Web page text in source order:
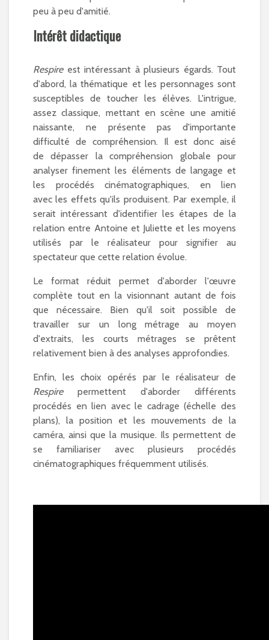
peu à peu d'amitié.
Intérêt didactique
Respireest intéressant à plusieurs égards. Tout
d'abord, la thématique et les personnages sont
susceptibles de toucher les élèves. L'intrigue,
assez classique, mettant en scène une amitié
naissante, ne présente pas d'importante
difficulté de compréhension. Il est donc aisé
de dépasser la compréhension globale pour
analyser finement les éléments de langage et
les procédés cinématographiques, en lien
avec les effets qu'ils produisent. Par exemple, il
serait intéressant d'identifier les étapes de la
relation entre Antoine et Juliette et les moyens
utilisés par le réalisateur pour signifier au
spectateur que cette relation évolue.
Le format réduit permet d'aborder l'œuvre
complète tout en la visionnant autant de fois
que nécessaire. Bien qu'il soit possible de
travailler sur un long métrage au moyen
d'extraits, les courts métrages se prêtent
relativement bien à des analyses approfondies.
Enfin, les choix opérés par le réalisateur de
Respirepermettent d'aborder différents
procédés en lien avec le cadrage (échelle des
plans), la position et les mouvements de la
caméra, ainsi que la musique. Ils permettent de
se familiariser avec plusieurs procédés
cinématographiques fréquemment utilisés.